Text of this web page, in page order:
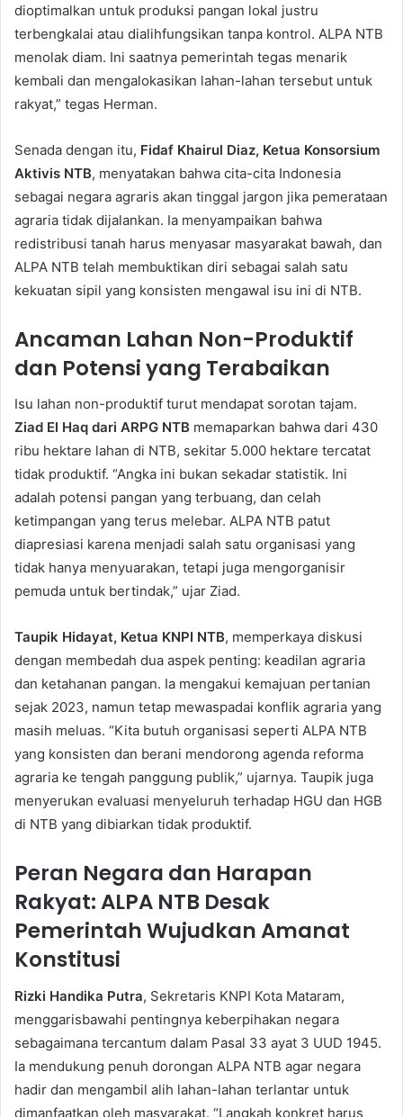
dioptimalkan untuk produksi pangan lokal justru
terbengkalai atau dialihfungsikan tanpa kontrol. ALPA NTB
menolak diam. Ini saatnya pemerintah tegas menarik
kembali dan mengalokasikan lahan-lahan tersebut untuk
rakyat,” tegas Herman.
Senada dengan itu, Fidaf Khairul Diaz, Ketua Konsorsium
Aktivis NTB, menyatakan bahwa cita-cita Indonesia
sebagai negara agraris akan tinggal jargon jika pemerataan
agraria tidak dijalankan. Ia menyampaikan bahwa
redistribusi tanah harus menyasar masyarakat bawah, dan
ALPA NTB telah membuktikan diri sebagai salah satu
kekuatan sipil yang konsisten mengawal isu ini di NTB.
Ancaman Lahan Non-Produktif
dan Potensi yang Terabaikan
Isu lahan non-produktif turut mendapat sorotan tajam.
Ziad El Haq dari ARPG NTB memaparkan bahwa dari 430
ribu hektare lahan di NTB, sekitar 5.000 hektare tercatat
tidak produktif. “Angka ini bukan sekadar statistik. Ini
adalah potensi pangan yang terbuang, dan celah
ketimpangan yang terus melebar. ALPA NTB patut
diapresiasi karena menjadi salah satu organisasi yang
tidak hanya menyuarakan, tetapi juga mengorganisir
pemuda untuk bertindak,” ujar Ziad.
Taupik Hidayat, Ketua KNPI NTB, memperkaya diskusi
dengan membedah dua aspek penting: keadilan agraria
dan ketahanan pangan. Ia mengakui kemajuan pertanian
sejak 2023, namun tetap mewaspadai konflik agraria yang
masih meluas. “Kita butuh organisasi seperti ALPA NTB
yang konsisten dan berani mendorong agenda reforma
agraria ke tengah panggung publik,” ujarnya. Taupik juga
menyerukan evaluasi menyeluruh terhadap HGU dan HGB
di NTB yang dibiarkan tidak produktif.
Peran Negara dan Harapan
Rakyat: ALPA NTB Desak
Pemerintah Wujudkan Amanat
Konstitusi
Rizki Handika Putra, Sekretaris KNPI Kota Mataram,
menggarisbawahi pentingnya keberpihakan negara
sebagaimana tercantum dalam Pasal 33 ayat 3 UUD 1945.
Ia mendukung penuh dorongan ALPA NTB agar negara
hadir dan mengambil alih lahan-lahan terlantar untuk
dimanfaatkan oleh masyarakat. “Langkah konkret harus